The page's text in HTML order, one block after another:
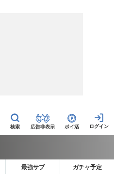
広告非表示 ポイ活
最強サブ ガチャ予定